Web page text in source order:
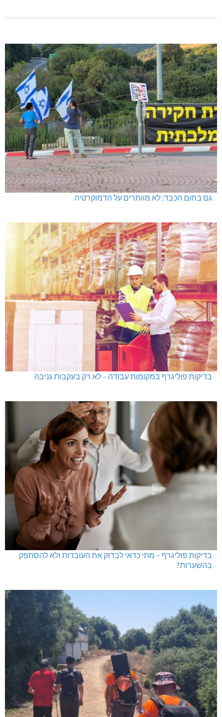
גם בחום הכבד: לא מוותרים על הדמוקרטיה
בדיקות פוליגרף במקומות עבודה – לא רק בעקבות גניבה
בדיקות פוליגרף – מתי כדאי לבדוק את העובדות ולא להסתפק
בהשערות?